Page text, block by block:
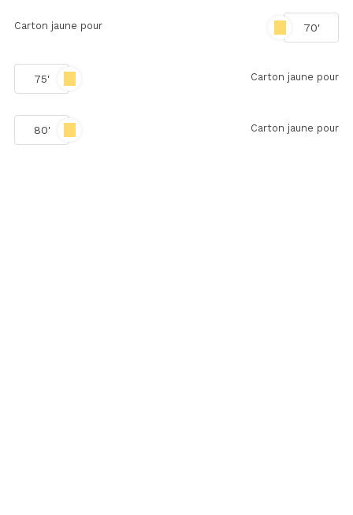
70'
Carton jaune pour
75' Carton jaune pour
80' Carton jaune pour